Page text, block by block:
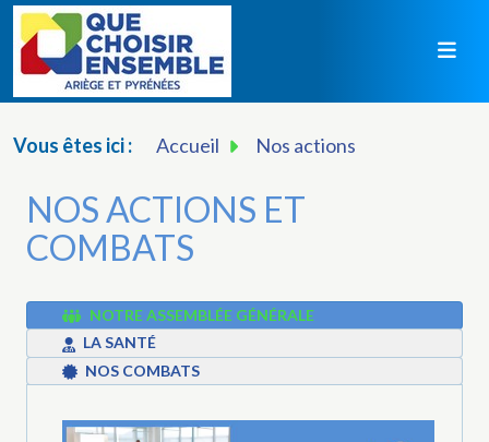
Vous êtes ici : Accueil Nos actions
NOS ACTIONS ET
COMBATS
NOTRE ASSEMBLÉE GÉNÉRALE
LA SANTÉ
NOS COMBATS